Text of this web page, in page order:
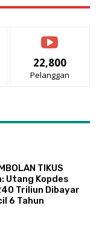
22,800
Pelanggan
TIKUS
Utang Kopdes
Triliun Dibayar
6 Tahun